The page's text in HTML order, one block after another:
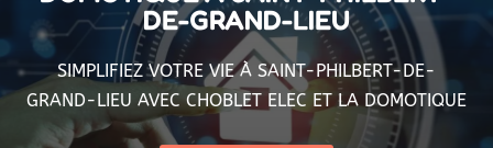
DE-GRAND-LIEU
SIMPLIFIEZ VOTRE VIE À SAINT-PHILBERT-DE-
GRAND-LIEU AVEC CHOBLET ELEC ET LA DOMOTIQUE